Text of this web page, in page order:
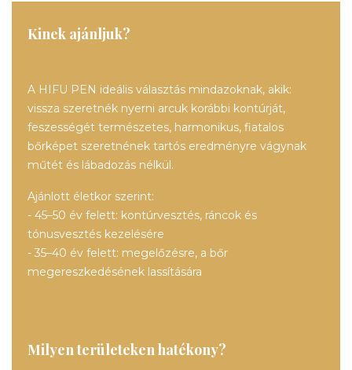
Kinek ajánljuk?
A HIFU PEN ideális választás mindazoknak, akik:
vissza szeretnék nyerni arcuk korábbi kontúrját,
feszességét természetes, harmonikus, fiatalos
bőrképet szeretnének tartós eredményre vágynak
műtét és lábadozás nélkül.
Ajánlott életkor szerint:
- 45–50 év felett: kontúrvesztés, ráncok és
tónusvesztés kezelésére
- 35–40 év felett: megelőzésre, a bőr
megereszkedésének lassítására
Milyen területeken hatékony?